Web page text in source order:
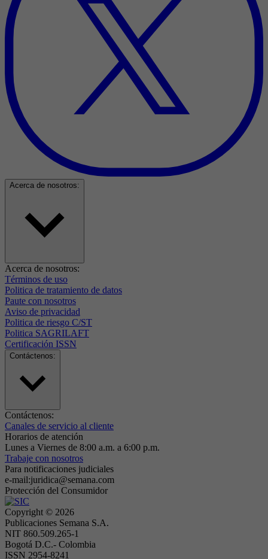
Acerca de nosotros:
Acerca de nosotros:
Términos de uso
Politica de tratamiento de datos
Paute con nosotros
Aviso de privacidad
Politica de riesgo C/ST
Politica SAGRILAFT
Certificación ISSN
Contáctenos:
Contáctenos:
Canales de servicio al cliente
Horarios de atención
Lunes a Viernes de 8:00 a.m. a 6:00 p.m.
Trabaje con nosotros
Para notificaciones judiciales
e-mail:juridica@semana.com
Protección del Consumidor
Copyright © 2026
Publicaciones Semana S.A.
NIT 860.509.265-1
Bogotá D.C.- Colombia
ISSN 2954-8241